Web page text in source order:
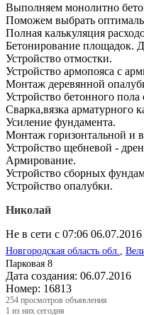
Выполняем монолитно
Поможем выбрать
Полная калькуляция
Бетонирование площадок.
Устройство отмостки.
Устройство армопояса с
Монтаж деревянной
Устройство бетонного
Сварка,вязка арматурного
Усиление фундамента.
Монтаж горизонтальной и
Устройство щебневой -
Армирование.
Устройство сборных
Устройство опалубки.
Николай
Не в сети с 07:06 06.07.2016
Новгородская область обл.
Парковая 8
Дата создания: 06.07.2016
Номер: 16813
254 просмотров объявления
1 из них сегодня